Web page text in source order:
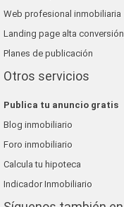
Web profesional inmobiliaria
Landing page alta conversión
Planes de publicación
Otros servicios
Publica tu anuncio gratis
Blog inmobiliario
Foro inmobiliario
Calcula tu hipoteca
Indicador Inmobiliario